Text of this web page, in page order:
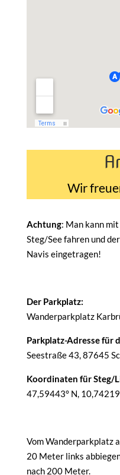
Wir
Achtung: Man kann
Steg/See fahren und
Navis eingetragen!
Der Parkplatz:
Wanderparkplatz
Parkplatz-Adresse für
Seestraße 43, 87645
Koordinaten für Steg/
47,59443° N,
Vom Wanderparkplatz
20 Meter links
nach 200 Meter.